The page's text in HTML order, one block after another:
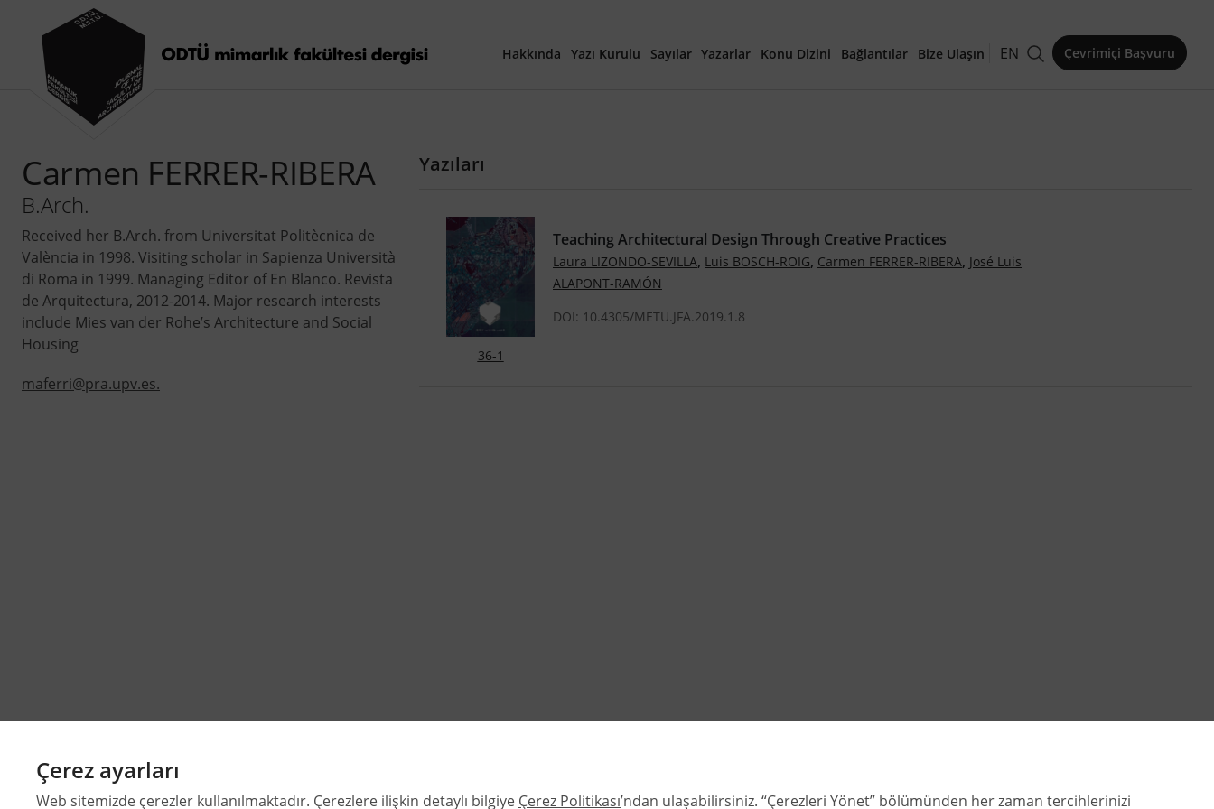
Hakkında Yazı Kurulu Sayılar
40. Yıl Özel Sayısı
Yazarlar Konu Dizini Bağlantılar Bize Ulaşın EN Çevrimiçi Başvuru
Carmen FERRER-RIBERA
B.Arch.
Received her B.Arch. from Universitat Politècnica de
València in 1998. Visiting scholar in Sapienza Università
di Roma in 1999. Managing Editor of En Blanco. Revista
de Arquitectura, 2012-2014. Major research interests
include Mies van der Rohe’s Architecture and Social
Housing
maferri@pra.upv.es.
Yazıları
36-1
Teaching Architectural Design Through Creative Practices
Laura LIZONDO-SEVILLA, Luis BOSCH-ROIG, Carmen FERRER-RIBERA, José Luis
ALAPONT-RAMÓN
DOI: 10.4305/METU.JFA.2019.1.8
Çerez ayarları
Web sitemizde çerezler kullanılmaktadır. Çerezlere ilişkin detaylı bilgiye Çerez Politikası’ndan ulaşabilirsiniz. “Çerezleri Yönet” bölümünden her zaman tercihlerinizi